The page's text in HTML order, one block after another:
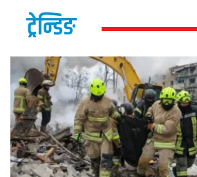
ट्रेन्डिङ